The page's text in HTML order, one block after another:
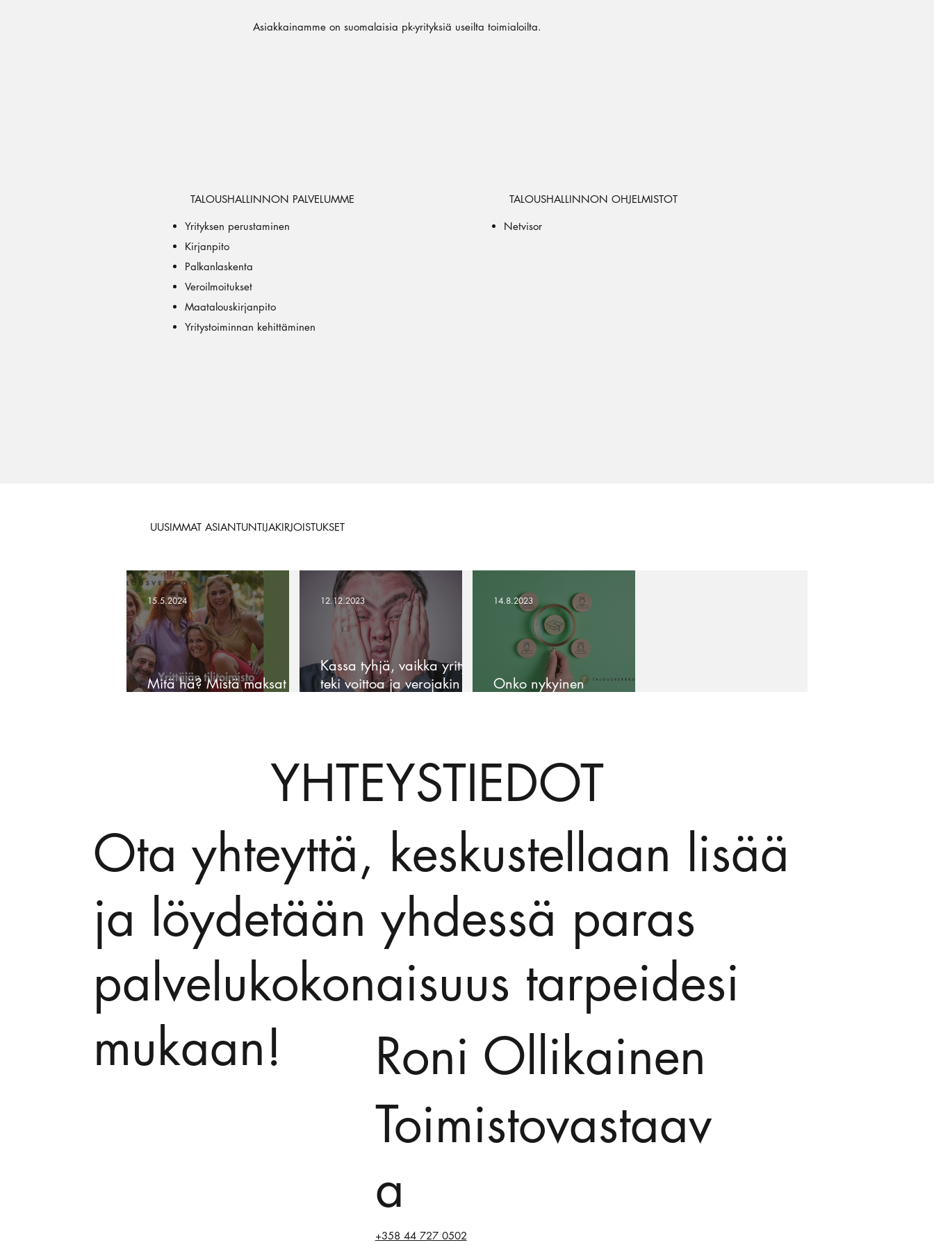
YHTEYSTIEDOT
Ota yhteyttä, keskustellaan lisää
ja löydetään yhdessä paras
palvelukokonaisuus tarpeidesi
mukaan!
Asiakkainamme on suomalaisia pk-yrityksiä useilta toimialoilta.
UUSIMMAT ASIANTUNTIJAKIRJOISTUKSET
Roni Ollikainen
Toimistovastaav
a
+358 44 727 0502
TALOUSHALLINNON OHJELMISTOT
Netvisor
TALOUSHALLINNON PALVELUMME
Yrityksen perustaminen
Kirjanpito
Maatalouskirjanpito
Veroilmoitukset
Palkanlaskenta
Yritystoiminnan kehittäminen
Mitä hä? Mistä maksat
15.5.2024
Kassa tyhjä, vaikka yritys
teki voittoa ja verojakin
12.12.2023
Onko nykyinen
14.8.2023